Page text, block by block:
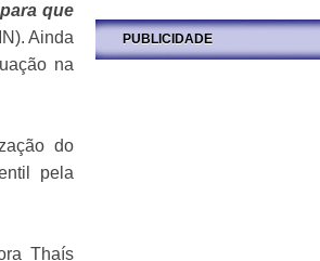
que
Ainda
na
do
pela
Thaís
PUBLICIDADE